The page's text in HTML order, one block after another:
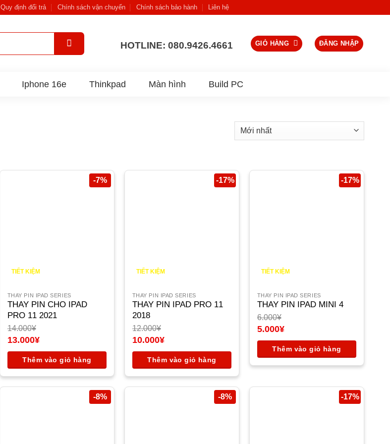
Quy định đổi trả Chính sách vận chuyển Chính sách bảo hành Liên hệ
HOTLINE: 080.9426.4661 GIỎ HÀNG ĐĂNG NHẬP
Iphone 16e Thinkpad Màn hình Build PC
-7%
TIẾT KIỆM
THAY PIN IPAD SERIES
THAY PIN CHO IPAD
PRO 11 2021
14.000¥
Giá
14.000¥.
13.000¥
hiện
tại
là:
13.000¥.
Thêm vào giỏ hàng
-17%
TIẾT KIỆM
THAY PIN IPAD SERIES
THAY PIN IPAD PRO 11
2018
12.000¥
Giá
12.000¥.
10.000¥
hiện
tại
là:
10.000¥.
Thêm vào giỏ hàng
-17%
TIẾT KIỆM
THAY PIN IPAD SERIES
THAY PIN IPAD MINI 4
6.000¥
Giá
6.000¥.
5.000¥
hiện
tại
là:
Thêm vào giỏ hàng
-8% -8% -17%